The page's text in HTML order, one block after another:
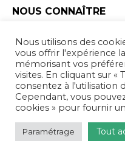
NOUS CONNAÎTRE
Partenaires
Mentions Légales
Conception webyoo
Nous utilisons des
vous offrir l'expérience
mémorisant vos
visites. En cliquant sur «
consentez à l'utilisation
Cependant, vous
cookies » pour fournir
Paramétrage Tout